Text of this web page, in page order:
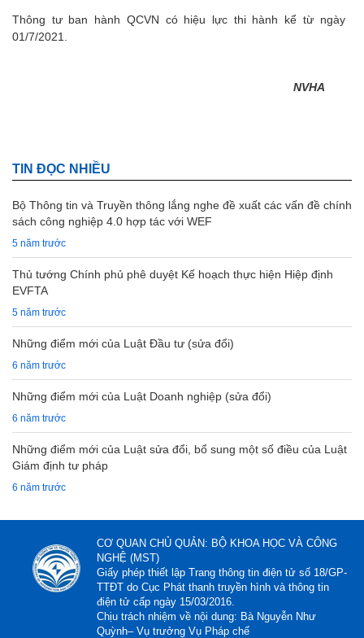
Thông tư ban hành QCVN có hiệu lực thi hành kể từ ngày
01/7/2021.
NVHA
TIN ĐỌC NHIỀU
Bộ Thông tin và Truyền thông lắng nghe đề xuất các vấn đề chính
sách công nghiệp 4.0 hợp tác với WEF
5 năm trước
Thủ tướng Chính phủ phê duyệt Kế hoạch thực hiện Hiệp định
EVFTA
5 năm trước
Những điểm mới của Luật Đầu tư (sửa đổi)
6 năm trước
Những điểm mới của Luật Doanh nghiệp (sửa đổi)
6 năm trước
Những điểm mới của Luật sửa đổi, bổ sung một số điều của Luật
Giám định tư pháp
6 năm trước
CƠ QUAN CHỦ QUẢN: BỘ KHOA HỌC VÀ CÔNG
NGHỆ (MST)
Giấy phép thiết lập Trang thông tin điện tử số 18/GP-
TTĐT do Cục Phát thanh truyền hình và thông tin
điện tử cấp ngày 15/03/2016.
Chịu trách nhiệm về nội dung: Bà Nguyễn Như
Quỳnh– Vụ trưởng Vụ Pháp chế